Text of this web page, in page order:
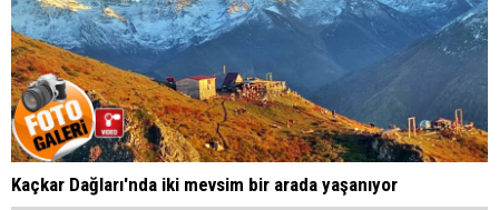
Kaçkar Dağları'nda iki mevsim bir arada yaşanıyor